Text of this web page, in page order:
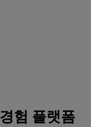
험 플랫폼